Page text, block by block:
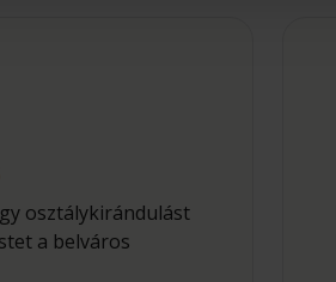
osztálykirándulást
a belváros